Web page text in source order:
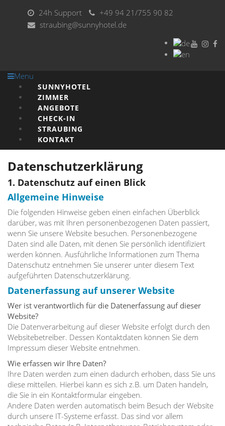
24h Support
+49 94 21/755 90 82
straubing@sunnyhotel.de
Menu
SUNNYHOTEL
ZIMMER
ANGEBOTE
CHECK-IN
STRAUBING
KONTAKT
Datenschutzerklärung
1. Datenschutz auf einen Blick
Allgemeine Hinweise
Die folgenden Hinweise geben einen einfachen Überblick
darüber, was mit Ihren personenbezogenen Daten passiert,
wenn Sie unsere Website besuchen. Personenbezogene
Daten sind alle Daten, mit denen Sie persönlich identifiziert
werden können. Ausführliche Informationen zum Thema
Datenschutz entnehmen Sie unserer unter diesem Text
aufgeführten Datenschutzerklärung.
Datenerfassung auf unserer Website
Wer ist verantwortlich für die Datenerfassung auf dieser
Website?
Die Datenverarbeitung auf dieser Website erfolgt durch den
Websitebetreiber. Dessen Kontaktdaten können Sie dem
Impressum dieser Website entnehmen.
Wie erfassen wir Ihre Daten?
Ihre Daten werden zum einen dadurch erhoben, dass Sie uns
diese mitteilen. Hierbei kann es sich z.B. um Daten handeln,
die Sie in ein Kontaktformular eingeben.
Andere Daten werden automatisch beim Besuch der Website
durch unsere IT-Systeme erfasst. Das sind vor allem